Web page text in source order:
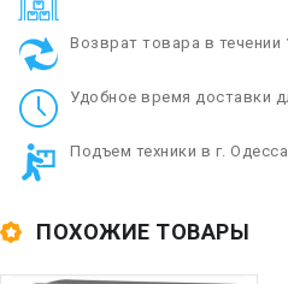
Возврат товара в течении
Удобное время доставки
Подъем техники в г.
ПОХОЖИЕ ТОВАРЫ